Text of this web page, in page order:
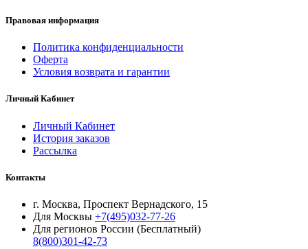
Правовая информация
Политика конфиденциальности
Оферта
Условия возврата и гарантии
Личный Кабинет
Личный Кабинет
История заказов
Рассылка
Контакты
г. Москва, Проспект Вернадского, 15
Для Москвы +7(495)032-77-26
Для регионов России (Бесплатный)
8(800)301-42-73